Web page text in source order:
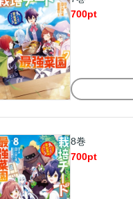
700pt
8巻
700pt